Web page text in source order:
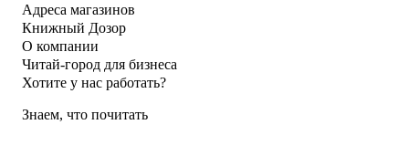
Адреса магазинов
Книжный Дозор
О компании
Читай-город для бизнеса
Хотите у нас работать?
Знаем, что почитать